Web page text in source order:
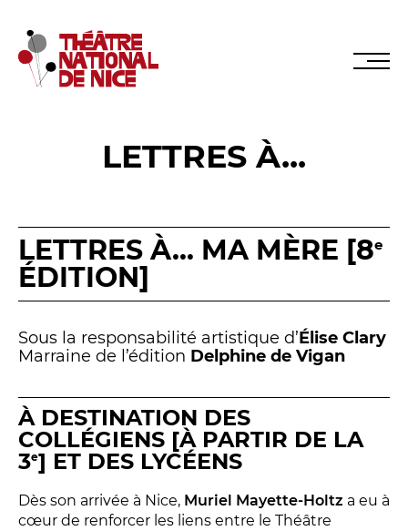
Abonnez-vous en ligne
LE TNN
PRÉSENTATION
Le CDN
La Troupe et les élèves de l'ERACM
L’Équipe
LETTRES À...
LETTRES À... MA MÈRE [8e
ÉDITION]
Sous la responsabilité artistique d’Élise Clary
Marraine de l’édition Delphine de Vigan
À DESTINATION DES
COLLÉGIENS [À PARTIR DE LA
3e] ET DES LYCÉENS
Dès son arrivée à Nice, Muriel Mayette-Holtz a eu à
cœur de renforcer les liens entre le Théâtre